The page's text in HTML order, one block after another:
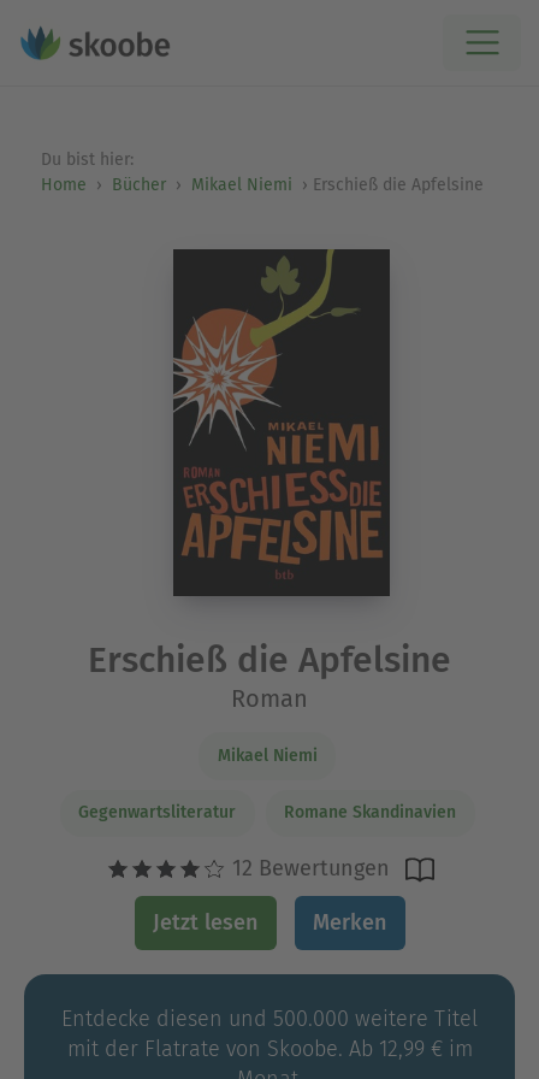
Du bist hier:
Home
Bücher Mikael Niemi Erschieß die Apfelsine
Erschieß die Apfelsine
Roman
Mikael Niemi
Gegenwartsliteratur Romane Skandinavien
12 Bewertungen
Jetzt lesen Merken
Entdecke diesen und 500.000 weitere Titel
mit der Flatrate von Skoobe. Ab 12,99 € im